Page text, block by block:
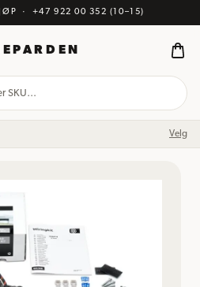
· +47 922 00 352 (10–15)
SKU…
Velg